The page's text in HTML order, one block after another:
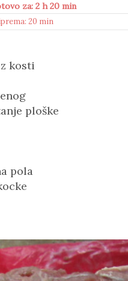
za: 2 h 20 min
20 min
kosti
ploške
pola